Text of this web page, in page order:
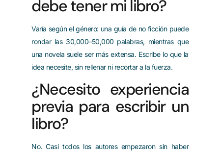
debe tener mi libro?
Varía según el género: una guía de no ficción puede
rondar las 30,000–50,000 palabras, mientras que
una novela suele ser más extensa. Escribe lo que la
idea necesite, sin rellenar ni recortar a la fuerza.
¿Necesito experiencia
previa para escribir un
libro?
No. Casi todos los autores empezaron sin haber